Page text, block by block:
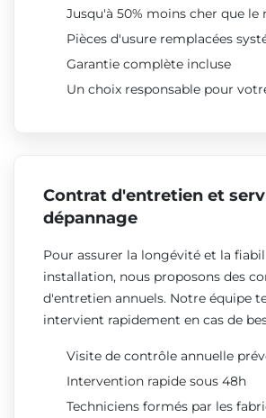
Jusqu'à 50% moins cher que le
Pièces d'usure remplacées
Garantie complète incluse
Un choix responsable pour
Contrat d'entretien et
dépannage
Pour assurer la longévité et la
installation, nous proposons des
d'entretien annuels. Notre équipe
intervient rapidement en cas de
Visite de contrôle annuelle
Intervention rapide sous 48h
Techniciens formés par les